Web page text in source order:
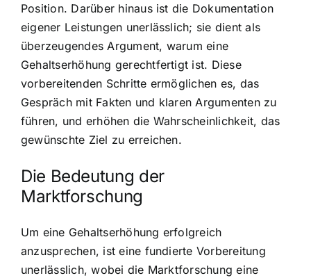
Position. Darüber hinaus ist die Dokumentation
eigener Leistungen unerlässlich; sie dient als
überzeugendes Argument, warum eine
Gehaltserhöhung gerechtfertigt ist. Diese
vorbereitenden Schritte ermöglichen es, das
Gespräch mit Fakten und klaren Argumenten zu
führen, und erhöhen die Wahrscheinlichkeit, das
gewünschte Ziel zu erreichen.
Die Bedeutung der
Marktforschung
Um eine Gehaltserhöhung erfolgreich
anzusprechen, ist eine fundierte Vorbereitung
unerlässlich, wobei die Marktforschung eine